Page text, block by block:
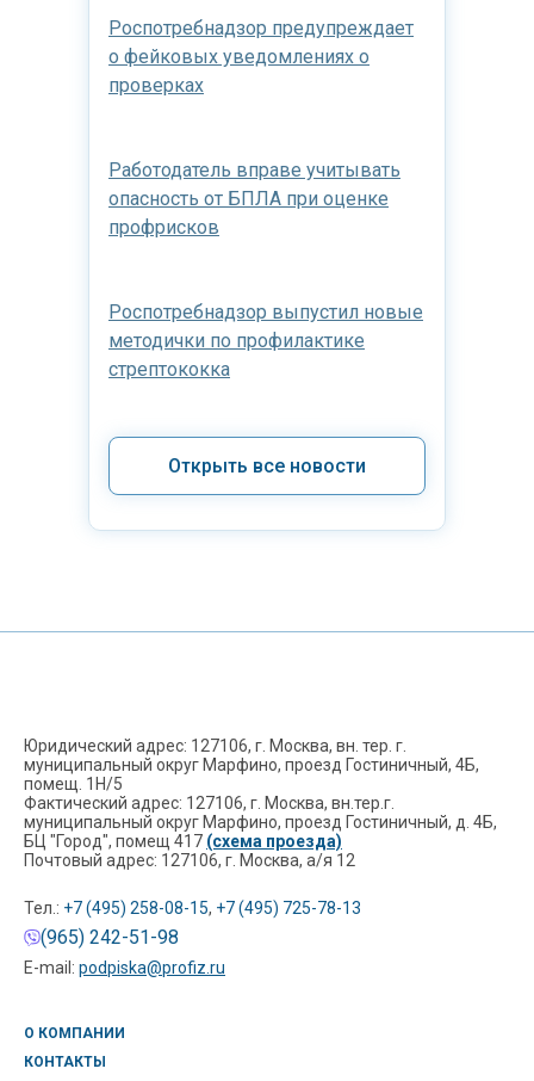
Роспотребнадзор предупреждает
о фейковых уведомлениях о
проверках
Работодатель вправе учитывать
опасность от БПЛА при оценке
профрисков
Роспотребнадзор выпустил новые
методички по профилактике
стрептококка
Открыть все новости
Юридический адрес: 127106, г. Москва, вн. тер. г.
муниципальный округ Марфино, проезд Гостиничный, 4Б,
помещ. 1Н/5
Фактический адрес: 127106, г. Москва, вн.тер.г.
муниципальный округ Марфино, проезд Гостиничный, д. 4Б,
БЦ "Город", помещ 417 (схема проезда)
Почтовый адрес: 127106, г. Москва, а/я 12
Тел.: +7 (495) 258-08-15, +7 (495) 725-78-13
(965) 242-51-98
E-mail: podpiska@profiz.ru
О КОМПАНИИ
КОНТАКТЫ